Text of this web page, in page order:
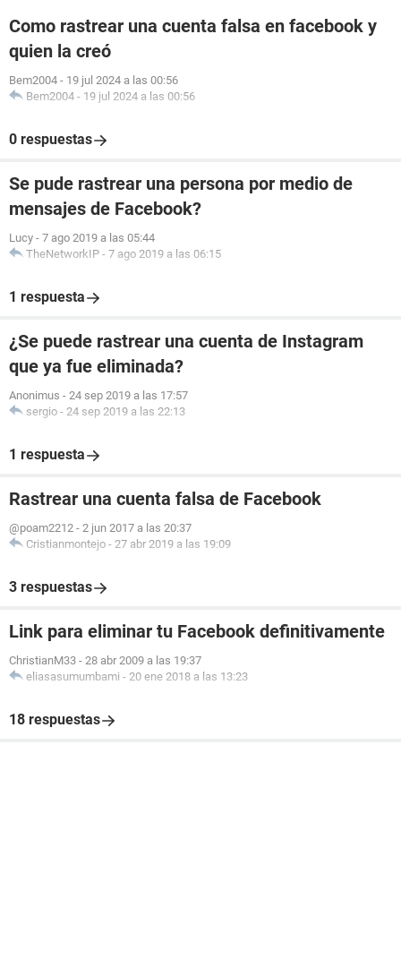
Como rastrear una cuenta falsa en facebook y
quien la creó
Bem2004 - 19 jul 2024 a las 00:56
Bem2004 - 19 jul 2024 a las 00:56
0 respuestas
Se pude rastrear una persona por medio de
mensajes de Facebook?
Lucy - 7 ago 2019 a las 05:44
TheNetworkIP - 7 ago 2019 a las 06:15
1 respuesta
¿Se puede rastrear una cuenta de Instagram
que ya fue eliminada?
Anonimus - 24 sep 2019 a las 17:57
sergio - 24 sep 2019 a las 22:13
1 respuesta
Rastrear una cuenta falsa de Facebook
@poam2212 - 2 jun 2017 a las 20:37
Cristianmontejo - 27 abr 2019 a las 19:09
3 respuestas
Link para eliminar tu Facebook definitivamente
ChristianM33 - 28 abr 2009 a las 19:37
eliasasumumbami - 20 ene 2018 a las 13:23
18 respuestas